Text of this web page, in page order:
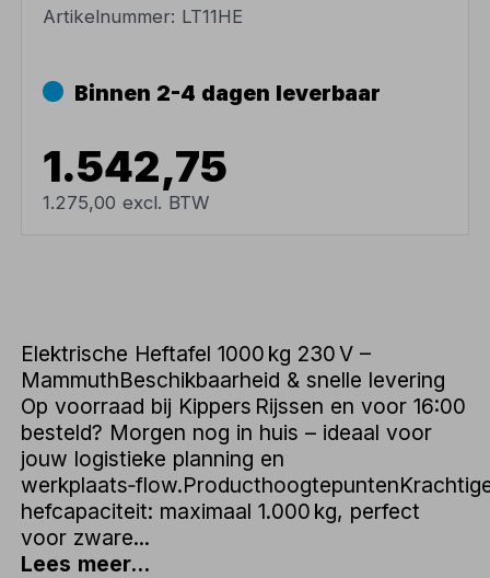
Artikelnummer: LT11HE
Binnen 2-4 dagen leverbaar
1.542,75
1.275,00 excl. BTW
Elektrische Heftafel 1000 kg 230 V –
MammuthBeschikbaarheid & snelle levering
Op voorraad bij Kippers Rijssen en voor 16:00
besteld? Morgen nog in huis – ideaal voor
jouw logistieke planning en
hefcapaciteit: maximaal 1.000 kg, perfect
voor zware...
Lees meer...